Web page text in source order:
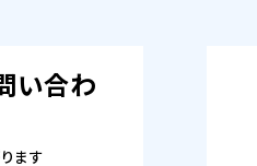
い合わ
ます